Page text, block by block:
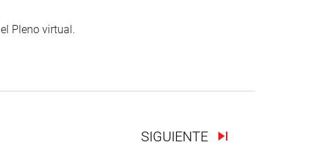
Pleno virtual.
SIGUIENTE